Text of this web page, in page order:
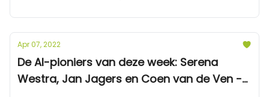
Apr 07, 2022
De AI-pioniers van deze week: Serena
Westra, Jan Jagers en Coen van de Ven -